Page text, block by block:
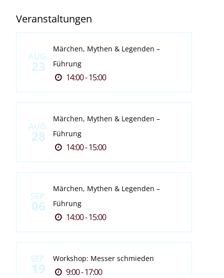
Veranstaltungen
AUG.
23
Märchen, Mythen & Legenden –
Führung
14:00 - 15:00
AUG.
28
Märchen, Mythen & Legenden –
Führung
14:00 - 15:00
SEP.
06
Märchen, Mythen & Legenden –
Führung
14:00 - 15:00
SEP.
19
Workshop: Messer schmieden
9:00 - 17:00